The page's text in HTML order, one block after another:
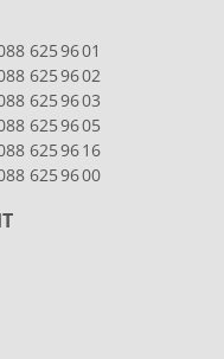
625 96 01
625 96 02
625 96 03
625 96 05
625 96 16
625 96 00